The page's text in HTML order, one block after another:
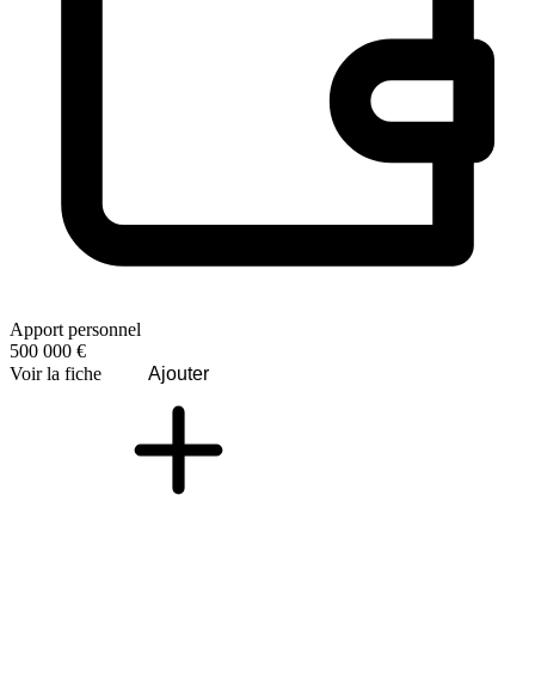
Apport personnel
500 000 €
Voir la fiche
Ajouter